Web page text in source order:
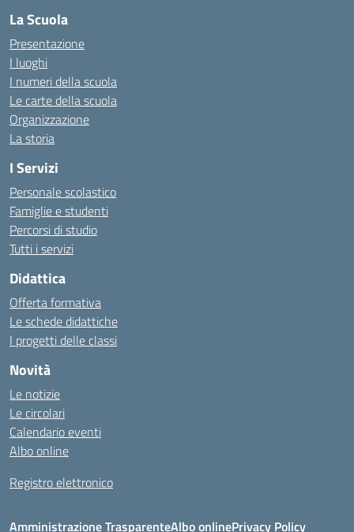
La Scuola
Presentazione
I luoghi
I numeri della scuola
Le carte della scuola
Organizzazione
La storia
I Servizi
Personale scolastico
Famiglie e studenti
Percorsi di studio
Tutti i servizi
Didattica
Offerta formativa
Le schede didattiche
I progetti delle classi
Novità
Le notizie
Le circolari
Calendario eventi
Albo online
Registro elettronico
Amministrazione TrasparenteAlbo onlinePrivacy Policy